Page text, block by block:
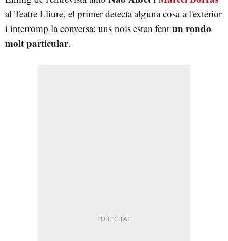
al Teatre Lliure, el primer detecta alguna cosa a l'exterior
i interromp la conversa: uns nois estan fent un rondo
molt particular.